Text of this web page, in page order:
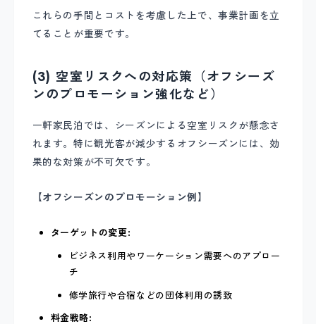
これらの手間とコストを考慮した上で、事業計画を立
てることが重要です。
(3) 空室リスクへの対応策（オフシーズ
ンのプロモーション強化など）
一軒家民泊では、シーズンによる空室リスクが懸念さ
れます。特に観光客が減少するオフシーズンには、効
果的な対策が不可欠です。
【オフシーズンのプロモーション例】
ターゲットの変更:
ビジネス利用やワーケーション需要へのアプロー
チ
修学旅行や合宿などの団体利用の誘致
料金戦略: